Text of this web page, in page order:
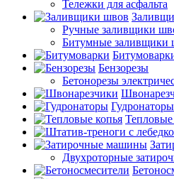
Тележки для асфальта
Ручные заливщики
Битумные заливщики
Бензорезы
Бетонорезы
Гудронаторы
Тепловые
Двухроторные